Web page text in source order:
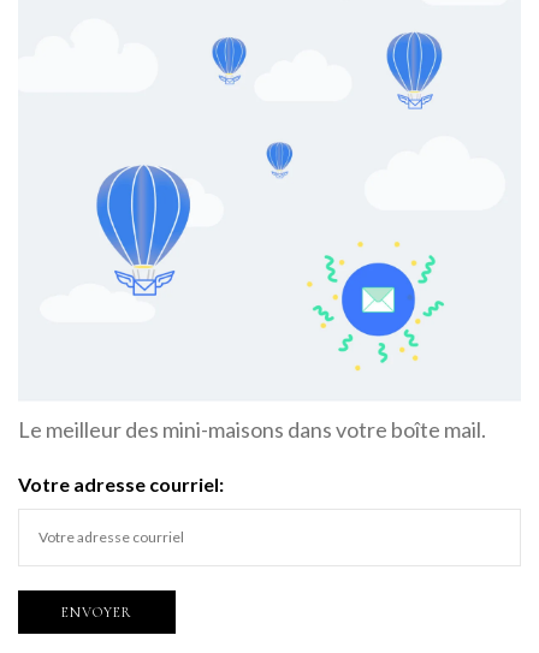
Le meilleur des mini-maisons dans votre boîte mail.
Votre adresse courriel: